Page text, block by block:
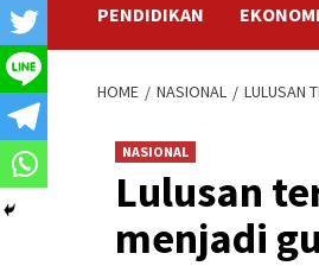
PENDIDIKAN EKONOMI
HOME NASIONAL LULUSAN
NASIONAL
Lulusan
menjadi